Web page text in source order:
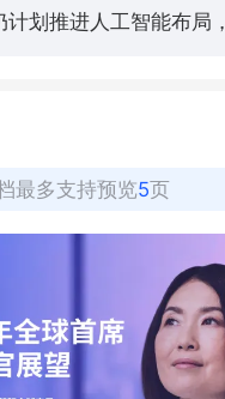
计划推进人工智能布局，
最多支持预览5页